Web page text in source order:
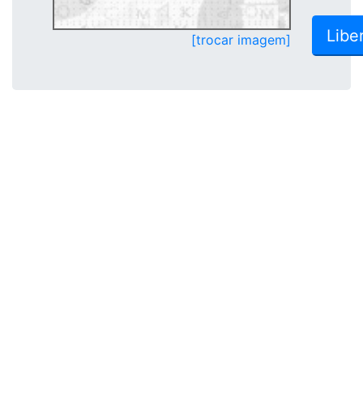
[trocar imagem]